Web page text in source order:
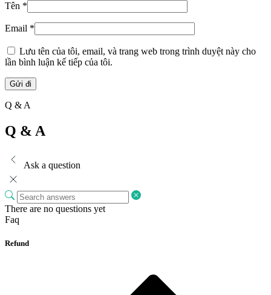
Tên *
Email *
Lưu tên của tôi, email, và trang web trong trình duyệt này cho
lần bình luận kế tiếp của tôi.
Q & A
Q & A
Ask a question
There are no questions yet
Faq
Refund